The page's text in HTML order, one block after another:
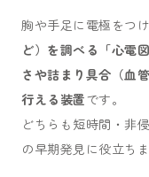
胸や手足に電極をつ
ど）を調べる「心電
さや詰まり具合（血
行える装置です。
どちらも短時間・非
の早期発見に役立ちま